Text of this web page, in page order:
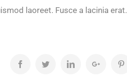
laoreet. Fusce a lacinia erat.